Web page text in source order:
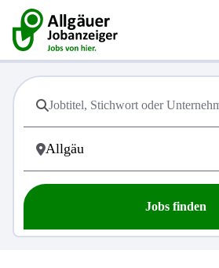
Jobs finden